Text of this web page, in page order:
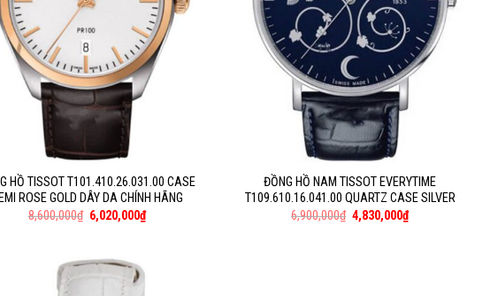
HỒ TISSOT T101.410.26.031.00 CASE
ROSE GOLD DÂY DA CHÍNH HÃNG
8,600,000₫ 6,020,000₫
ĐỒNG HỒ NAM TISSOT EVERYTIME
T109.610.16.041.00 QUARTZ CASE SILVER
6,900,000₫ 4,830,000₫